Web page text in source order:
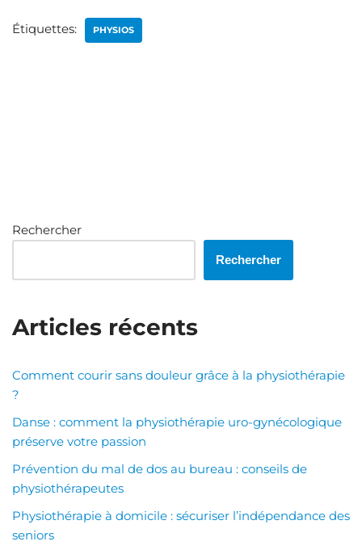
Étiquettes: PHYSIOS
Rechercher
Rechercher
Articles récents
Comment courir sans douleur grâce à la physiothérapie
?
Danse : comment la physiothérapie uro-gynécologique
préserve votre passion
Prévention du mal de dos au bureau : conseils de
physiothérapeutes
Physiothérapie à domicile : sécuriser l’indépendance des
seniors